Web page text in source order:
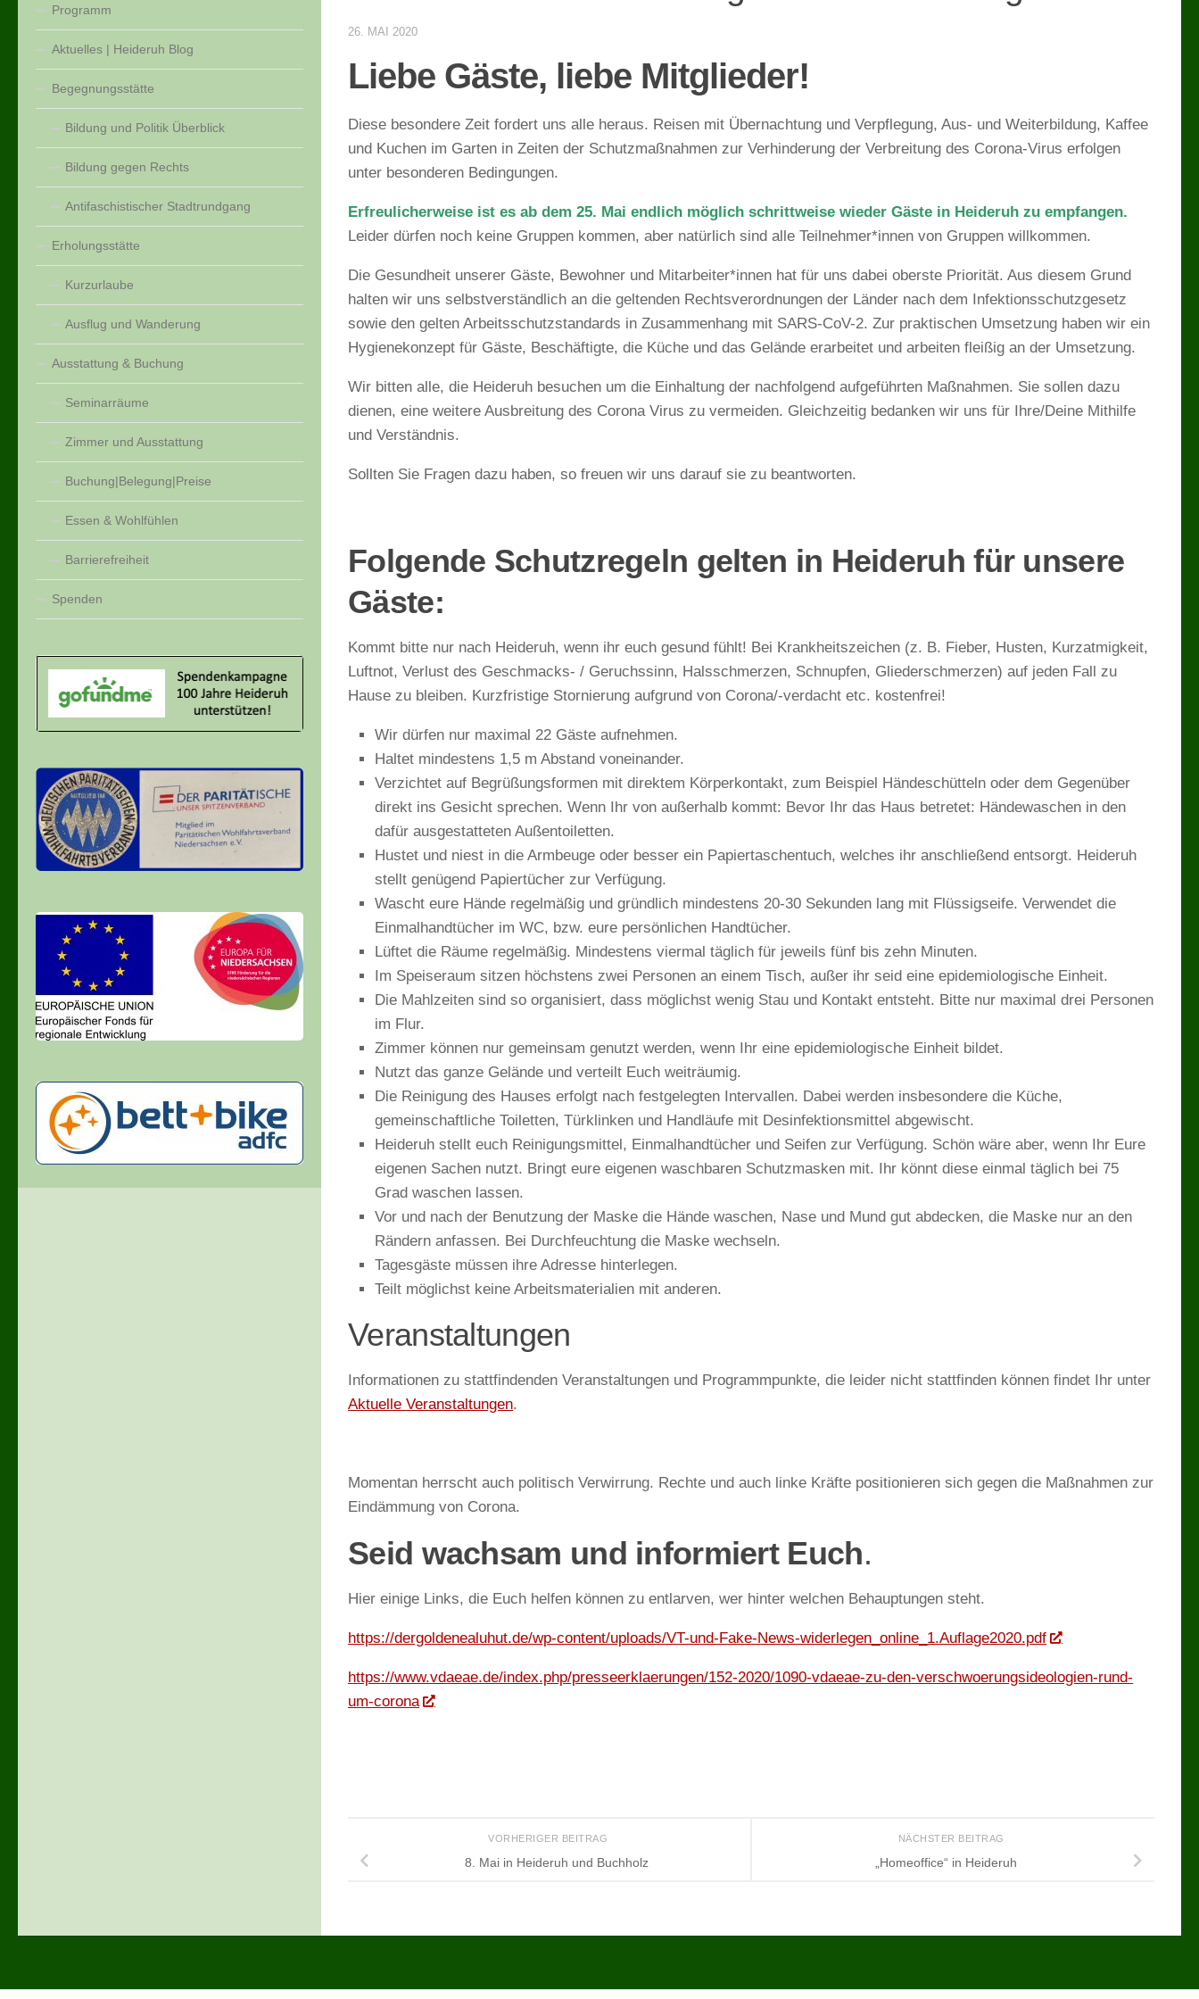
26. MAI 2020
Liebe Gäste, liebe Mitglieder!
Diese besondere Zeit fordert uns alle heraus. Reisen mit Übernachtung und Verpflegung, Aus- und Weiterbildung, Kaffee
und Kuchen im Garten in Zeiten der Schutzmaßnahmen zur Verhinderung der Verbreitung des Corona-Virus erfolgen
unter besonderen Bedingungen.
Erfreulicherweise ist es ab dem 25. Mai endlich möglich schrittweise wieder Gäste in Heideruh zu empfangen.
Leider dürfen noch keine Gruppen kommen, aber natürlich sind alle Teilnehmer*innen von Gruppen willkommen.
Die Gesundheit unserer Gäste, Bewohner und Mitarbeiter*innen hat für uns dabei oberste Priorität. Aus diesem Grund
halten wir uns selbstverständlich an die geltenden Rechtsverordnungen der Länder nach dem Infektionsschutzgesetz
sowie den gelten Arbeitsschutzstandards in Zusammenhang mit SARS-CoV-2. Zur praktischen Umsetzung haben wir ein
Hygienekonzept für Gäste, Beschäftigte, die Küche und das Gelände erarbeitet und arbeiten fleißig an der Umsetzung.
Wir bitten alle, die Heideruh besuchen um die Einhaltung der nachfolgend aufgeführten Maßnahmen. Sie sollen dazu
dienen, eine weitere Ausbreitung des Corona Virus zu vermeiden. Gleichzeitig bedanken wir uns für Ihre/Deine Mithilfe
und Verständnis.
Sollten Sie Fragen dazu haben, so freuen wir uns darauf sie zu beantworten.
Folgende Schutzregeln gelten in Heideruh für unsere
Gäste:
Kommt bitte nur nach Heideruh, wenn ihr euch gesund fühlt! Bei Krankheitszeichen (z. B. Fieber, Husten, Kurzatmigkeit,
Luftnot, Verlust des Geschmacks- / Geruchssinn, Halsschmerzen, Schnupfen, Gliederschmerzen) auf jeden Fall zu
Hause zu bleiben. Kurzfristige Stornierung aufgrund von Corona/-verdacht etc. kostenfrei!
Wir dürfen nur maximal 22 Gäste aufnehmen.
Haltet mindestens 1,5 m Abstand voneinander.
Verzichtet auf Begrüßungsformen mit direktem Körperkontakt, zum Beispiel Händeschütteln oder dem Gegenüber
direkt ins Gesicht sprechen. Wenn Ihr von außerhalb kommt: Bevor Ihr das Haus betretet: Händewaschen in den
dafür ausgestatteten Außentoiletten.
Hustet und niest in die Armbeuge oder besser ein Papiertaschentuch, welches ihr anschließend entsorgt. Heideruh
stellt genügend Papiertücher zur Verfügung.
Wascht eure Hände regelmäßig und gründlich mindestens 20-30 Sekunden lang mit Flüssigseife. Verwendet die
Einmalhandtücher im WC, bzw. eure persönlichen Handtücher.
Lüftet die Räume regelmäßig. Mindestens viermal täglich für jeweils fünf bis zehn Minuten.
Im Speiseraum sitzen höchstens zwei Personen an einem Tisch, außer ihr seid eine epidemiologische Einheit.
Die Mahlzeiten sind so organisiert, dass möglichst wenig Stau und Kontakt entsteht. Bitte nur maximal drei Personen
im Flur.
Zimmer können nur gemeinsam genutzt werden, wenn Ihr eine epidemiologische Einheit bildet.
Nutzt das ganze Gelände und verteilt Euch weiträumig.
Die Reinigung des Hauses erfolgt nach festgelegten Intervallen. Dabei werden insbesondere die Küche,
gemeinschaftliche Toiletten, Türklinken und Handläufe mit Desinfektionsmittel abgewischt.
Heideruh stellt euch Reinigungsmittel, Einmalhandtücher und Seifen zur Verfügung. Schön wäre aber, wenn Ihr Eure
eigenen Sachen nutzt. Bringt eure eigenen waschbaren Schutzmasken mit. Ihr könnt diese einmal täglich bei 75
Grad waschen lassen.
Vor und nach der Benutzung der Maske die Hände waschen, Nase und Mund gut abdecken, die Maske nur an den
Rändern anfassen. Bei Durchfeuchtung die Maske wechseln.
Tagesgäste müssen ihre Adresse hinterlegen.
Teilt möglichst keine Arbeitsmaterialien mit anderen.
Veranstaltungen
Informationen zu stattfindenden Veranstaltungen und Programmpunkte, die leider nicht stattfinden können findet Ihr unter
Aktuelle Veranstaltungen.
Momentan herrscht auch politisch Verwirrung. Rechte und auch linke Kräfte positionieren sich gegen die Maßnahmen zur
Eindämmung von Corona.
Seid wachsam und informiert Euch.
Hier einige Links, die Euch helfen können zu entlarven, wer hinter welchen Behauptungen steht.
https://dergoldenealuhut.de/wp-content/uploads/VT-und-Fake-News-widerlegen_online_1.Auflage2020.pdf
https://www.vdaeae.de/index.php/presseerklaerungen/152-2020/1090-vdaeae-zu-den-verschwoerungsideologien-rund-
um-corona
NÄCHSTER BEITRAG
„Homeoffice“ in Heideruh
VORHERIGER BEITRAG
8. Mai in Heideruh und Buchholz
Programm
Aktuelles | Heideruh Blog
Begegnungsstätte
Bildung und Politik Überblick
Bildung gegen Rechts
Antifaschistischer Stadtrundgang
Erholungsstätte
Kurzurlaube
Ausflug und Wanderung
Ausstattung & Buchung
Seminarräume
Zimmer und Ausstattung
Buchung|Belegung|Preise
Essen & Wohlfühlen
Barrierefreiheit
Spenden